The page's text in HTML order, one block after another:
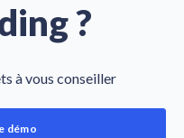
?
à vous conseiller
démo